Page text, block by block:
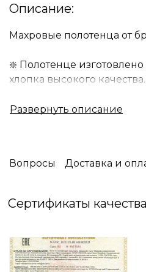
Описание:
Махровые полотенца от
❇️ Полотенце изготовлено
хлопка высокого
Хлопковые полотенца
современного.
таких полотенец. Спешите
близких ????
Вопросы Доставка и
Сертификаты качества